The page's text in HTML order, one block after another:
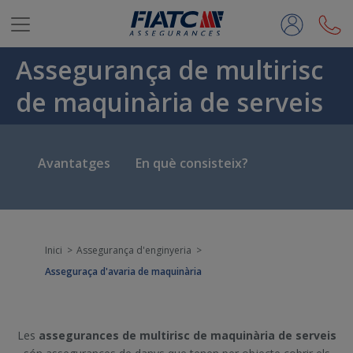
Salta al contingut principal
Assegurança de multirisc
de maquinària de serveis
Avantatges En què consisteix?
Inici
Assegurança d'enginyeria
Asseguraça d'avaria de maquinària
Les assegurances de multirisc de maquinària de serveis